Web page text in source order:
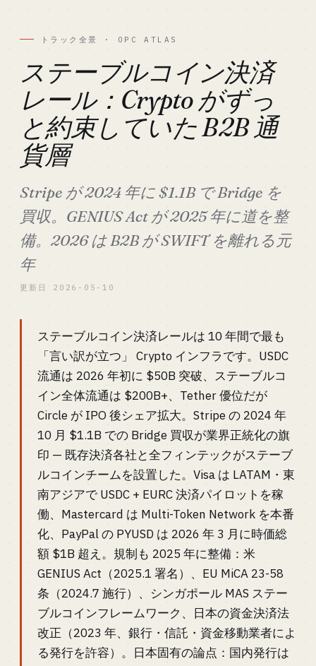
トラック全景 · OPC ATLAS
ステーブルコイン決済
レール：Crypto がずっ
と約束していた B2B 通
貨層
Stripe が 2024 年に $1.1B で Bridge を
買収。GENIUS Act が 2025 年に道を整
備。2026 は B2B が SWIFT を離れる元
年
更新日 2026-05-10
ステーブルコイン決済レールは 10 年間で最も
「言い訳が立つ」 Crypto インフラです。USDC
流通は 2026 年初に $50B 突破、ステーブルコ
イン全体流通は $200B+、Tether 優位だが
Circle が IPO 後シェア拡大。Stripe の 2024 年
10 月 $1.1B での Bridge 買収が業界正統化の旗
印 — 既存決済各社と全フィンテックがステーブ
ルコインチームを設置した。Visa は LATAM・東
南アジアで USDC + EURC 決済パイロットを稼
働、Mastercard は Multi-Token Network を本番
化、PayPal の PYUSD は 2026 年 3 月に時価総
額 $1B 超え。規制も 2025 年に整備：米
GENIUS Act（2025.1 署名）、EU MiCA 23-58
条（2024.7 施行）、シンガポール MAS ステー
ブルコインフレームワーク、日本の資金決済法
改正（2023 年、銀行・信託・資金移動業者によ
る発行を許容）。日本固有の論点：国内発行は